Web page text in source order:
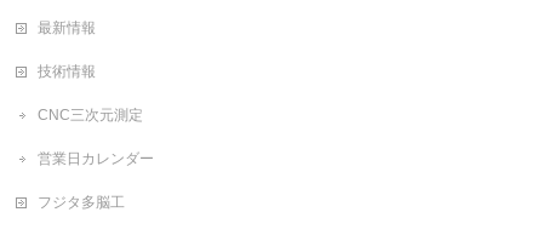
最新情報
技術情報
CNC三次元測定
営業日カレンダー
フジタ多脳工